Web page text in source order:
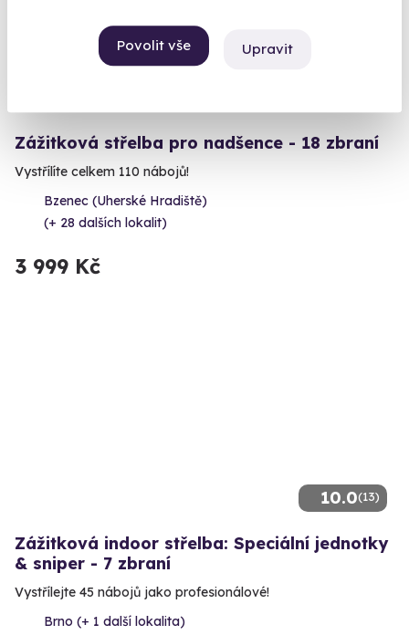
Povolit vše Upravit
Zážitková střelba pro nadšence - 18 zbraní
Vystřílíte celkem 110 nábojů!
Bzenec (Uherské Hradiště)
(+ 28 dalších lokalit)
3 999 Kč
10.0(13)
Zážitková indoor střelba: Speciální jednotky
& sniper - 7 zbraní
Vystřílejte 45 nábojů jako profesionálové!
Brno (+ 1 další lokalita)